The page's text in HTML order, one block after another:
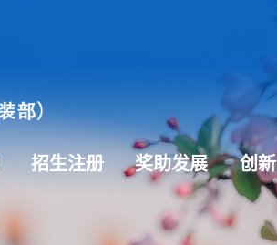
招生注册 奖助发展 创